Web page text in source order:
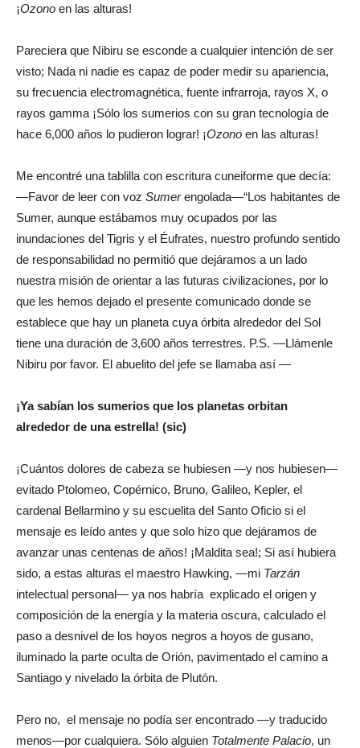
¡Ozono en las alturas!
Pareciera que Nibiru se esconde a cualquier intención de ser
visto; Nada ni nadie es capaz de poder medir su apariencia,
su frecuencia electromagnética, fuente infrarroja, rayos X, o
rayos gamma ¡Sólo los sumerios con su gran tecnología de
hace 6,000 años lo pudieron lograr! ¡Ozono en las alturas!
Me encontré una tablilla con escritura cuneiforme que decía:
—Favor de leer con voz Sumerengolada—“Los habitantes de
Sumer, aunque estábamos muy ocupados por las
inundaciones del Tigris y el Éufrates, nuestro profundo sentido
de responsabilidad no permitió que dejáramos a un lado
nuestra misión de orientar a las futuras civilizaciones, por lo
que les hemos dejado el presente comunicado donde se
establece que hay un planeta cuya órbita alrededor del Sol
tiene una duración de 3,600 años terrestres. P.S. —Llámenle
Nibiru por favor. El abuelito del jefe se llamaba así —
¡Ya sabían los sumerios que los planetas orbitan
alrededor de una estrella! (sic)
¡Cuántos dolores de cabeza se hubiesen —y nos hubiesen—
evitado Ptolomeo, Copérnico, Bruno, Galileo, Kepler, el
cardenal Bellarmino y su escuelita del Santo Oficio si el
mensaje es leído antes y que solo hizo que dejáramos de
avanzar unas centenas de años! ¡Maldita sea!; Si así hubiera
sido, a estas alturas el maestro Hawking, —mi Tarzán
intelectual personal— ya nos habría explicado el origen y
composición de la energía y la materia oscura, calculado el
paso a desnivel de los hoyos negros a hoyos de gusano,
iluminado la parte oculta de Orión, pavimentado el camino a
Santiago y nivelado la órbita de Plutón.
Pero no, el mensaje no podía ser encontrado —y traducido
menos—por cualquiera. Sólo alguien Totalmente Palacio, un